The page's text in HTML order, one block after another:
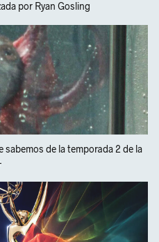
por Ryan Gosling
de la temporada 2 de la